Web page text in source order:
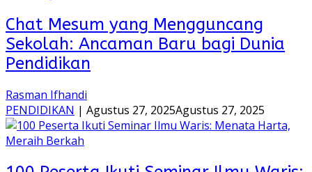
Chat Mesum yang Mengguncang
Sekolah: Ancaman Baru bagi Dunia
Pendidikan
Rasman Ifhandi
PENDIDIKAN | Agustus 27, 2025Agustus 27, 2025